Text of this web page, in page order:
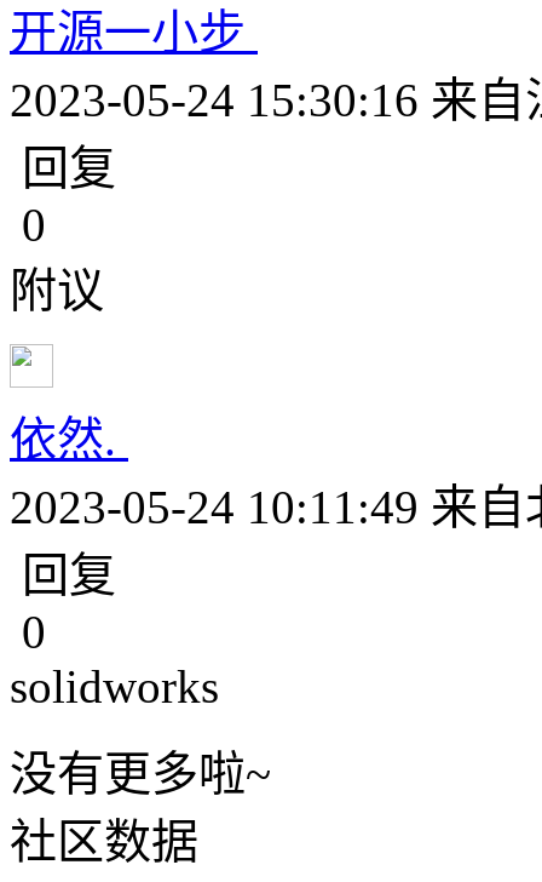
开源一小步
2023-05-24 15:30:16 来自
回复
0
附议
依然.
2023-05-24 10:11:49 来自
回复
0
solidworks
没有更多啦~
社区数据